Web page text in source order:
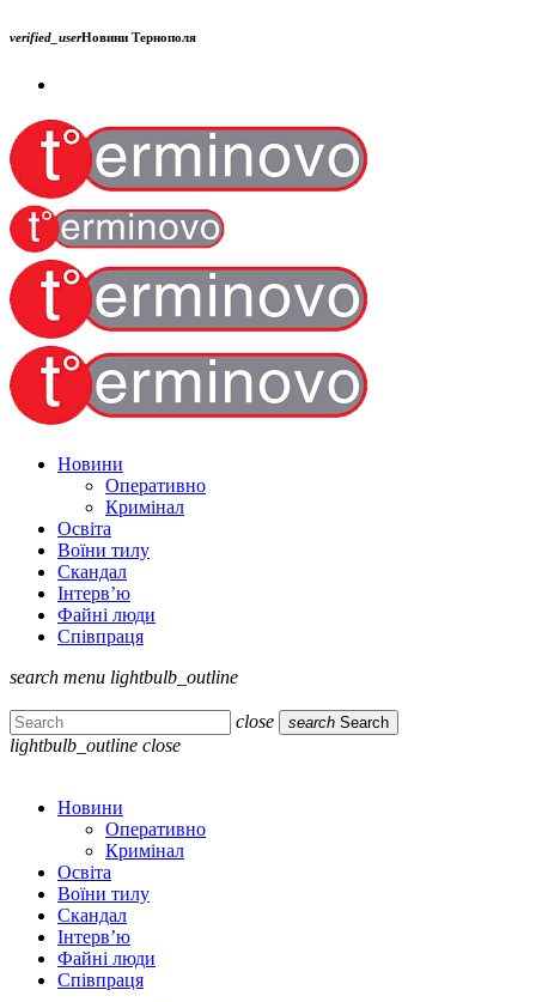
verified_userНовини Тернополя
Новини
Оперативно
Кримінал
Освіта
Воїни тилу
Скандал
Інтерв’ю
Файні люди
Співпраця
search menu lightbulb_outline
close search Search
lightbulb_outline close
Новини
Оперативно
Кримінал
Освіта
Воїни тилу
Скандал
Інтерв’ю
Файні люди
Співпраця